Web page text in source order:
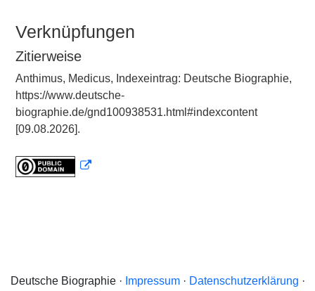
Verknüpfungen
Zitierweise
Anthimus, Medicus, Indexeintrag: Deutsche Biographie,
https://www.deutsche-
biographie.de/gnd100938531.html#indexcontent
[09.08.2026].
Deutsche Biographie · Impressum· Datenschutzerklärung ·